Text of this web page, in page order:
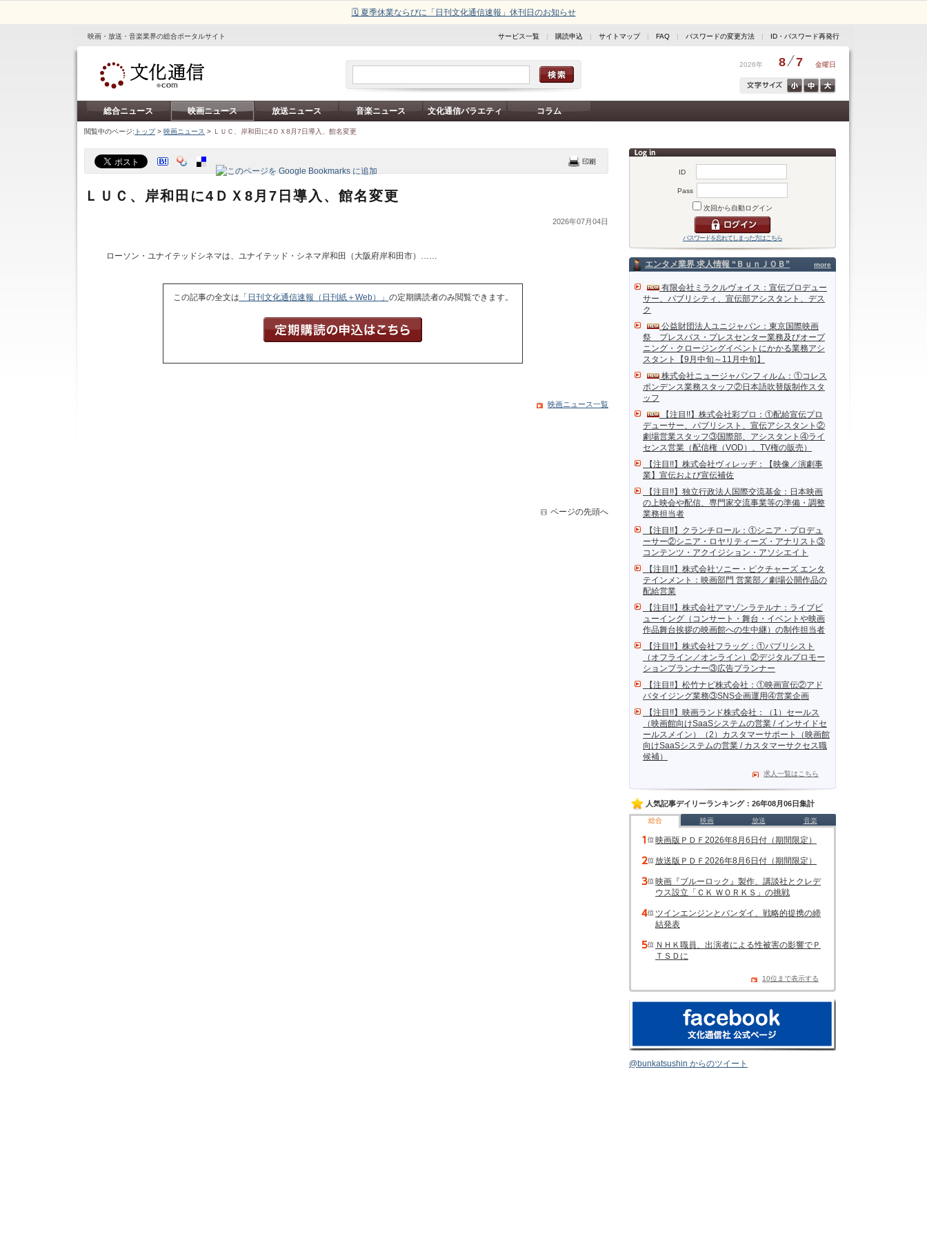
🗓️ 夏季休業ならびに「日刊文化通信速報」休刊日のお知らせ
映画・放送・音楽業界の総合ポータルサイト サービス一覧 | 購読申込 | サイトマップ| FAQ | パスワードの変更方法 | ID・パスワード再発行
2026年 8 7 金曜日
総合ニュース 映画ニュース 放送ニュース 音楽ニュース 文化通信バラエティ コラム
閲覧中のページ: トップ> 映画ニュース > ＬＵＣ、岸和田に4ＤＸ8月7日導入、館名変更
ID
Pass
次回から自動ログイン
パスワードを忘れてしまった方はこちら
more
エンタメ業界 求人情報 “ＢｕｎＪＯＢ”
有限会社ミラクルヴォイス：宣伝プロデュー
サー、パブリシティ、宣伝部アシスタント、デス
ク
公益財団法人ユニジャパン：東京国際映画
祭 プレスパス・プレスセンター業務及びオープ
ニング・クロージングイベントにかかる業務アシ
スタント【9月中旬～11月中旬】
株式会社ニュージャパンフィルム：①コレス
ポンデンス業務スタッフ②日本語吹替版制作スタ
ッフ
【注目!!】株式会社彩プロ：①配給宣伝プロ
デューサー、パブリシスト、宣伝アシスタント②
劇場営業スタッフ③国際部、アシスタント④ライ
センス営業（配信権（VOD）、TV権の販売）
【注目!!】株式会社ヴィレッヂ：【映像／演劇事
業】宣伝および宣伝補佐
【注目!!】独立行政法人国際交流基金：日本映画
の上映会や配信、専門家交流事業等の準備・調整
業務担当者
【注目!!】クランチロール：①シニア・プロデュ
ーサー②シニア・ロヤリティーズ・アナリスト③
コンテンツ・アクイジション・アソシエイト
【注目!!】株式会社ソニー・ピクチャーズ エンタ
テインメント：映画部門 営業部／劇場公開作品の
配給営業
【注目!!】株式会社アマゾンラテルナ：ライブビ
ューイング（コンサート・舞台・イベントや映画
作品舞台挨拶の映画館への生中継）の制作担当者
【注目!!】株式会社フラッグ：①パブリシスト
（オフライン／オンライン）②デジタルプロモー
ションプランナー③広告プランナー
【注目!!】松竹ナビ株式会社：①映画宣伝②アド
バタイジング業務③SNS企画運用④営業企画
【注目!!】映画ランド株式会社：（1）セールス
（映画館向けSaaSシステムの営業 / インサイドセ
ールスメイン）（2）カスタマーサポート（映画館
向けSaaSシステムの営業 / カスタマーサクセス職
候補）
求人一覧はこちら
人気記事デイリーランキング：26年08月06日集計
総合 映画 放送 音楽
映画版ＰＤＦ2026年8月6日付（期間限定）
放送版ＰＤＦ2026年8月6日付（期間限定）
映画『ブルーロック』製作、講談社とクレデ
ウス設立「ＣＫ ＷＯＲＫＳ」の挑戦
ツインエンジンとバンダイ、戦略的提携の締
結発表
ＮＨＫ職員、出演者による性被害の影響でＰ
ＴＳＤに
10位まで表示する
@bunkatsushin からのツイート
ＬＵＣ、岸和田に4ＤＸ8月7日導入、館名変更
2026年07月04日
ローソン・ユナイテッドシネマは、ユナイテッド・シネマ岸和田（大阪府岸和田市）……
この記事の全文は 「日刊文化通信速報（日刊紙＋Web）」 の定期購読者のみ閲覧できます。
映画ニュース一覧
ページの先頭へ